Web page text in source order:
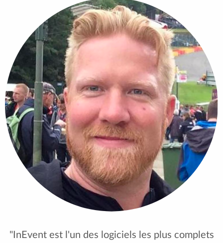
"InEvent est l'un des logiciels les plus complets